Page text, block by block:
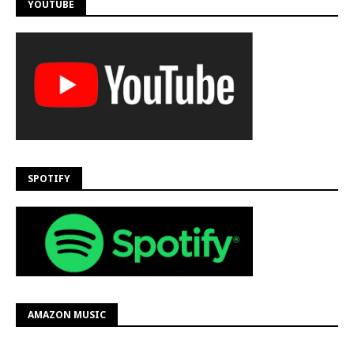
YOUTUBE
SPOTIFY
AMAZON MUSIC